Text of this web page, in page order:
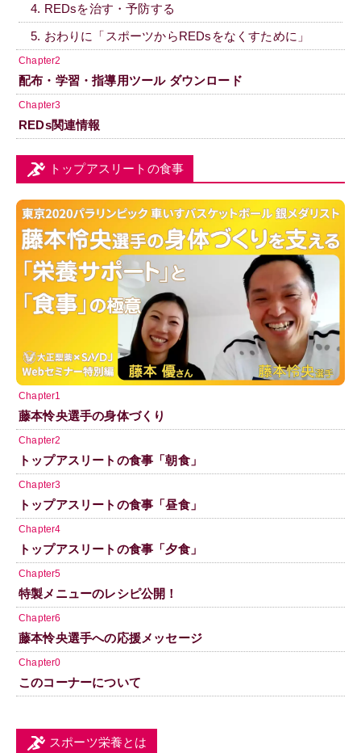
4. REDsを治す・予防する
5. おわりに「スポーツからREDsをなくすために」
Chapter2
配布・学習・指導用ツール ダウンロード
Chapter3
REDs関連情報
トップアスリートの食事
Chapter1
藤本怜央選手の身体づくり
Chapter2
トップアスリートの食事「朝食」
Chapter3
トップアスリートの食事「昼食」
Chapter4
トップアスリートの食事「夕食」
Chapter5
特製メニューのレシピ公開！
Chapter6
藤本怜央選手への応援メッセージ
Chapter0
このコーナーについて
スポーツ栄養とは